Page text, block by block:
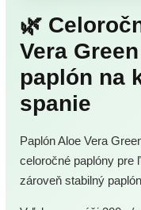
🌿
Vera
paplón na
spanie
Paplón Aloe Vera
celoročné paplóny pre
zároveň stabilný